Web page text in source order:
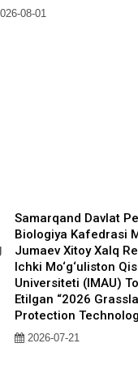
08-01
Samarqand Davlat
Biologiya Kafedrasi
Jumaev Xitoy Xalq
Ichki Mo‘g‘uliston
Universiteti (IMAU)
Etilgan “2026
Protection
2026-07-21